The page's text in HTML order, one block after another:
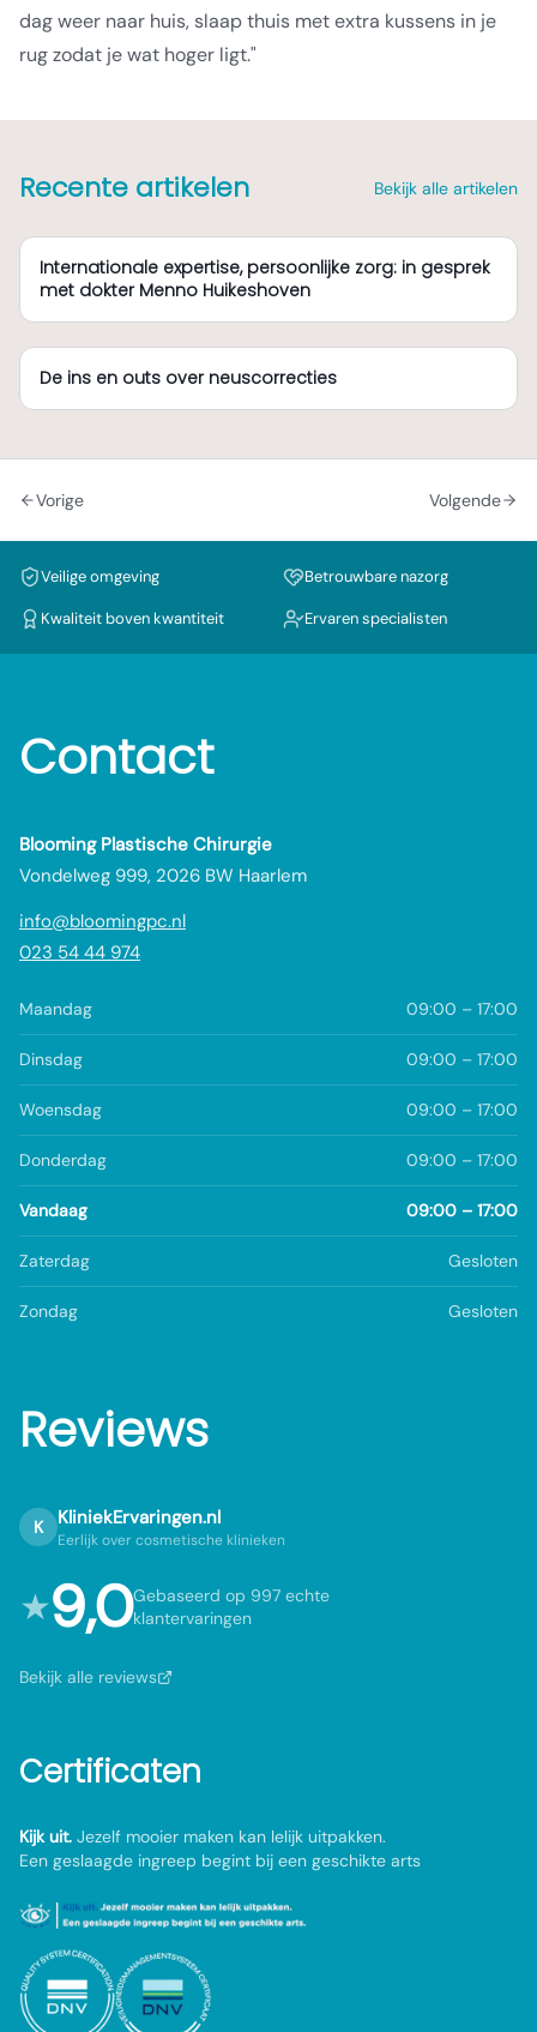
dag weer naar huis, slaap thuis met extra kussens in je
rug zodat je wat hoger ligt."
Recente artikelen Bekijk alle artikelen
Internationale expertise, persoonlijke zorg: in gesprek
met dokter Menno Huikeshoven
De ins en outs over neuscorrecties
Vorige Volgende
Veilige omgeving Betrouwbare nazorg
Kwaliteit boven kwantiteit Ervaren specialisten
Contact
Blooming Plastische Chirurgie
Vondelweg 999, 2026 BW Haarlem
info@bloomingpc.nl
023 54 44 974
Maandag 09:00 – 17:00
Dinsdag 09:00 – 17:00
Woensdag 09:00 – 17:00
Donderdag 09:00 – 17:00
Vandaag 09:00 – 17:00
Zaterdag Gesloten
Zondag Gesloten
Reviews
K KliniekErvaringen.nl
Eerlijk over cosmetische klinieken
★9,0Gebaseerd op 997 echte
klantervaringen
Bekijk alle reviews
Certificaten
Kijk uit. Jezelf mooier maken kan lelijk uitpakken.
Een geslaagde ingreep begint bij een geschikte arts